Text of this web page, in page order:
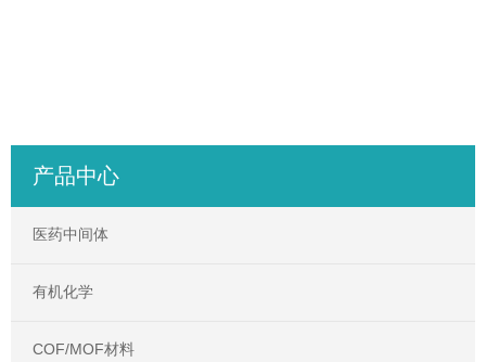
产品中心
医药中间体
有机化学
COF/MOF材料